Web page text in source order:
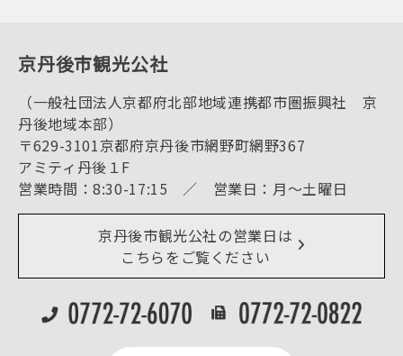
観光
海水浴
キャンプ
お宿探し
宿泊・日帰り予約（空室検索）
予約照会・予約キャンセル
宿泊施設一覧（お宿比較ページ）
アクセス
お知らせ
イベント情報
デジタル観光パンフレット
リアルタイム道路情報
よくある質問
京丹後市観光公社
（一般社団法人京都府北部地域連携都市圏振興社 京
丹後地域本部）
〒629-3101京都府京丹後市網野町網野367
アミティ丹後１F
営業時間：8:30-17:15 ／ 営業日：月～土曜日
京丹後市観光公社の営業日は
こちらをご覧ください